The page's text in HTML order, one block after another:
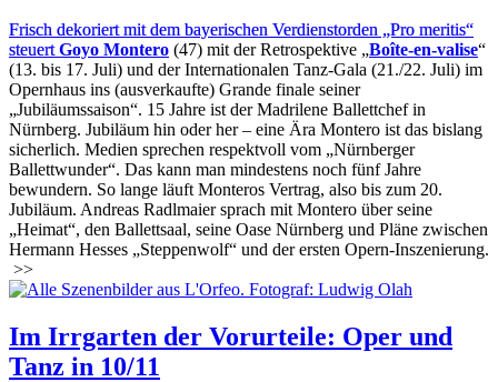
Frisch dekoriert mit dem bayerischen Verdienstorden „Pro meritis“
steuertGoyo Montero (47) mit der Retrospektive „Boîte-en-valise“
(13. bis 17. Juli) und der Internationalen Tanz-Gala (21./22. Juli) im
Opernhaus ins (ausverkaufte) Grande finale seiner
„Jubiläumssaison“. 15 Jahre ist der Madrilene Ballettchef in
Nürnberg. Jubiläum hin oder her – eine Ära Montero ist das bislang
sicherlich. Medien sprechen respektvoll vom „Nürnberger
Ballettwunder“. Das kann man mindestens noch fünf Jahre
bewundern. So lange läuft Monteros Vertrag, also bis zum 20.
Jubiläum. Andreas Radlmaier sprach mit Montero über seine
„Heimat“, den Ballettsaal, seine Oase Nürnberg und Pläne zwischen
Hermann Hesses „Steppenwolf“ und der ersten Opern-Inszenierung.
>>
Im Irrgarten der Vorurteile: Oper und
Tanz in 10/11